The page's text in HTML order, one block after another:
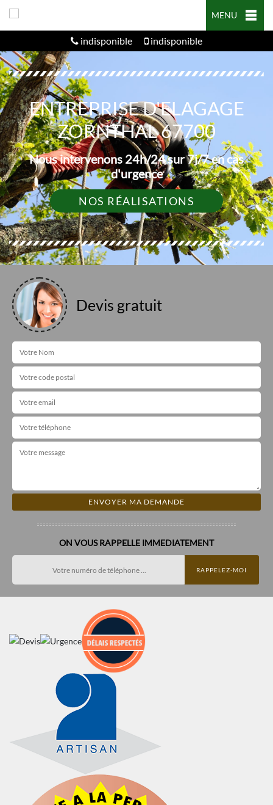
MENU
indisponible indisponible
ENTREPRISE D'ELAGAGE
ZORNTHAL 67700
Nous intervenons 24h/24 sur 7j/7 en cas
d'urgence
NOS RÉALISATIONS
Devis gratuit
ON VOUS RAPPELLE IMMEDIATEMENT